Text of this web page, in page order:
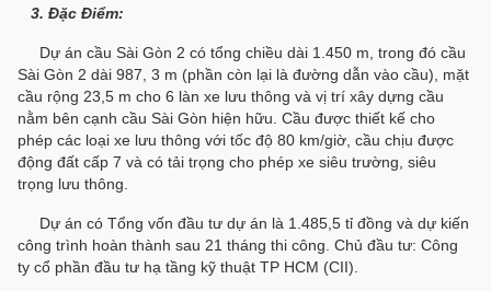
3. Đặc Điểm:
Dự án cầu Sài Gòn 2 có tổng chiều dài 1.450 m, trong đó cầu
Sài Gòn 2 dài 987, 3 m (phần còn lại là đường dẫn vào cầu), mặt
cầu rộng 23,5 m cho 6 làn xe lưu thông và vị trí xây dựng cầu
nằm bên cạnh cầu Sài Gòn hiện hữu. Cầu được thiết kế cho
phép các loại xe lưu thông với tốc độ 80 km/giờ, cầu chịu được
động đất cấp 7 và có tải trọng cho phép xe siêu trường, siêu
trọng lưu thông.
Dự án có Tổng vốn đầu tư dự án là 1.485,5 tỉ đồng và dự kiến
công trình hoàn thành sau 21 tháng thi công. Chủ đầu tư: Công
ty cổ phần đầu tư hạ tầng kỹ thuật TP HCM (CII).